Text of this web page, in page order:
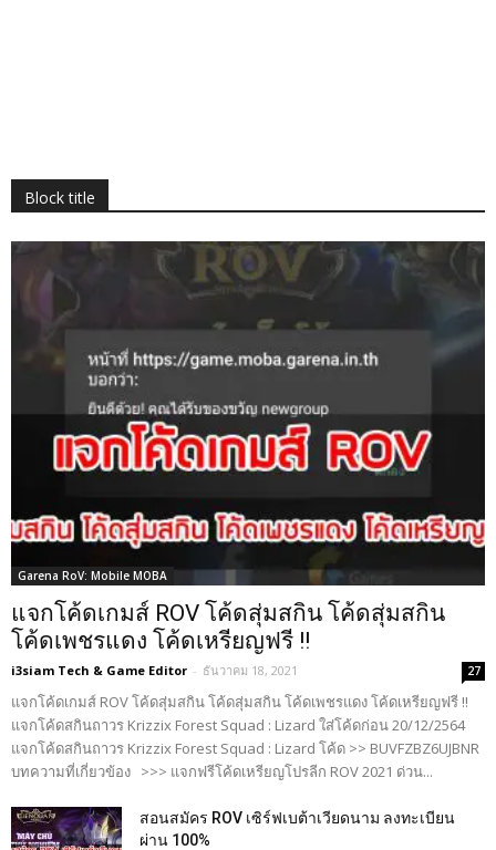
Block title
Garena RoV: Mobile MOBA
แจกโค้ดเกมส์ ROV โค้ดสุ่มสกิน โค้ดสุ่มสกิน
โค้ดเพชรแดง โค้ดเหรียญฟรี !!
i3siam Tech & Game Editor - ธันวาคม 18, 2021 27
แจกโค้ดเกมส์ ROV โค้ดสุ่มสกิน โค้ดสุ่มสกิน โค้ดเพชรแดง โค้ดเหรียญฟรี !!
แจกโค้ดสกินถาวร Krizzix Forest Squad : Lizard ใส่โค้ดก่อน 20/12/2564
แจกโค้ดสกินถาวร Krizzix Forest Squad : Lizard โค้ด >> BUVFZBZ6UJBNR
บทความที่เกี่ยวข้อง >>> แจกฟรีโค้ดเหรียญโปรลีก ROV 2021 ด่วน...
สอนสมัคร ROV เซิร์ฟเบต้าเวียดนาม ลงทะเบียน
ผ่าน 100%